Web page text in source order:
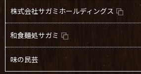
株式会社サガミホールディングス
和食麺処サガミ
味の民芸